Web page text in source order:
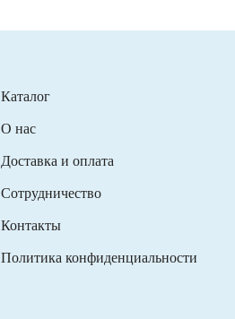
Каталог
О нас
Доставка и оплата
Сотрудничество
Контакты
Политика конфиденциальности